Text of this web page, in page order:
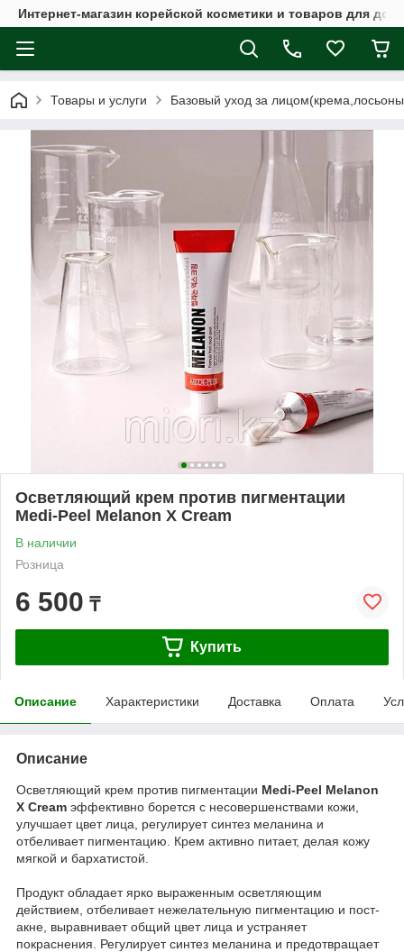
Интернет-магазин корейской косметики и товаров для
Товары и услуги Базовый уход за
Осветляющий крем против пигментации
Medi-Peel Melanon X Cream
В наличии
Розница
6 500 ₸
Купить
Описание Характеристики Доставка Оплата
Описание
Осветляющий крем против пигментации Medi-Peel Melanon
X Cream эффективно борется с несовершенствами кожи,
улучшает цвет лица, регулирует синтез меланина и
отбеливает пигментацию. Крем активно питает, делая кожу
мягкой и бархатистой.
Продукт обладает ярко выраженным осветляющим
действием, отбеливает нежелательную пигментацию и пост-
акне, выравнивает общий цвет лица и устраняет
покраснения. Регулирует синтез меланина и предотвращает